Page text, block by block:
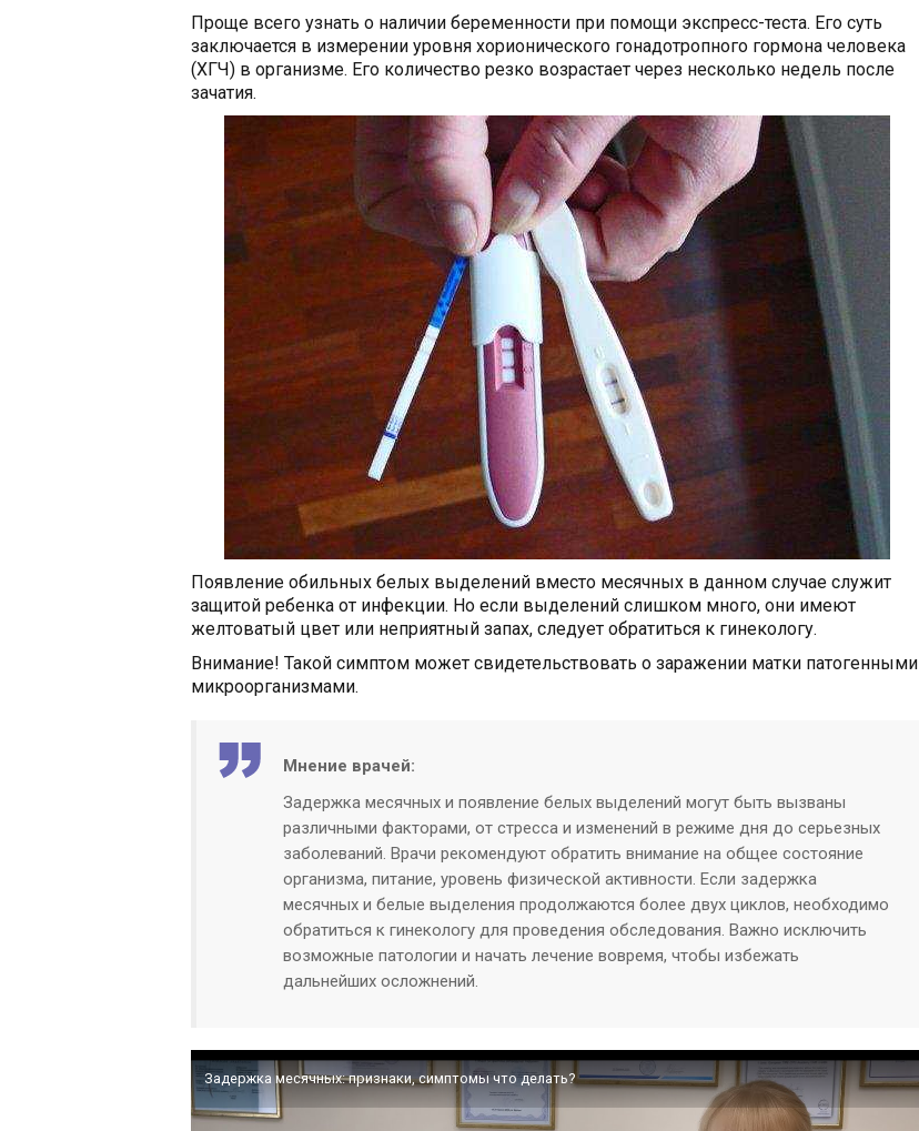
Проще всего узнать о наличии беременности при помощи экспресс-теста. Его суть
заключается в измерении уровня хорионического гонадотропного гормона человека
(ХГЧ) в организме. Его количество резко возрастает через несколько недель после
зачатия.
Появление обильных белых выделений вместо месячных в данном случае служит
защитой ребенка от инфекции. Но если выделений слишком много, они имеют
желтоватый цвет или неприятный запах, следует обратиться к гинекологу.
Внимание! Такой симптом может свидетельствовать о заражении матки патогенными
микроорганизмами.
Мнение врачей:
Задержка месячных и появление белых выделений могут быть вызваны
различными факторами, от стресса и изменений в режиме дня до серьезных
заболеваний. Врачи рекомендуют обратить внимание на общее состояние
организма, питание, уровень физической активности. Если задержка
месячных и белые выделения продолжаются более двух циклов, необходимо
обратиться к гинекологу для проведения обследования. Важно исключить
возможные патологии и начать лечение вовремя, чтобы избежать
дальнейших осложнений.
Задержка месячных: признаки, симптомы что делать?